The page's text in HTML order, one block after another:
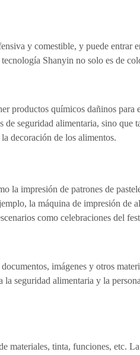
y comestible, y puede entrar
Shanyin no solo es de
productos químicos dañinos para
de seguridad alimentaria, sino que
decoración de los alimentos.
la impresión de patrones de
la máquina de impresión de
como celebraciones del
imágenes y otros
la seguridad alimentaria y la
materiales, tinta, funciones, etc.